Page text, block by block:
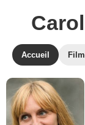
Accueil